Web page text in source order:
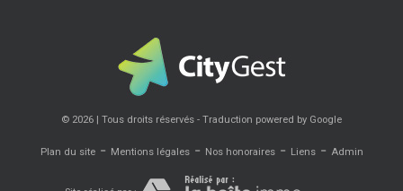
© 2026 | Tous droits réservés - Traduction powered by Google
Plan du site- Mentions légales- Nos honoraires- Liens- Admin